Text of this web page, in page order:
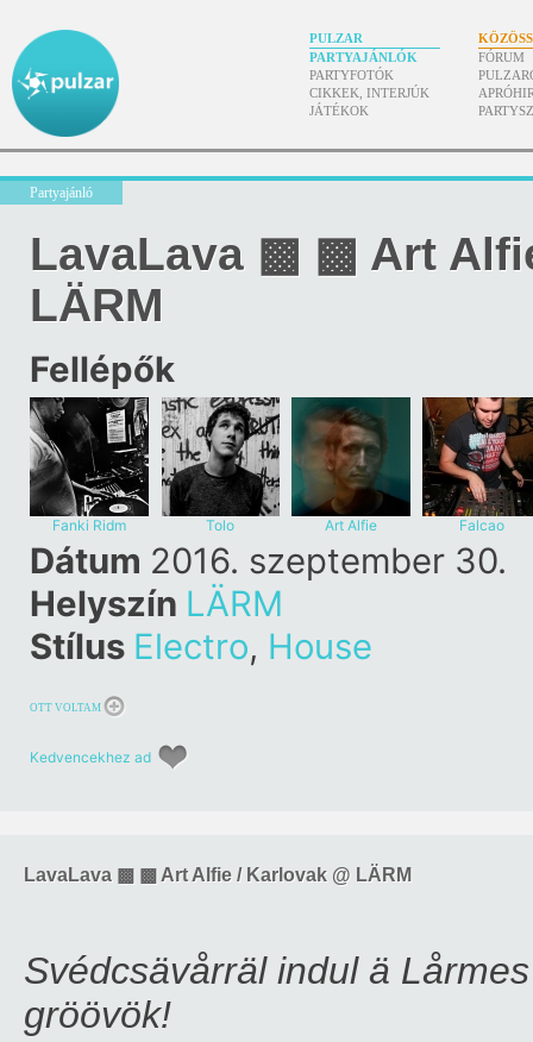
PULZAR
PARTYAJÁNLÓK
PARTYFOTÓK
CIKKEK, INTERJÚK
JÁTÉKOK
FÓRUM
Partyajánló
LavaLava ▩ ▩ Art
LÄRM
Fellépők
Fanki Ridm Tolo Art Alfie Falcao
Dátum 2016. szeptember 30.
Helyszín LÄRM
Stílus Electro, House
OTT VOLTAM
Kedvencekhez ad
LavaLava ▩ ▩ Art Alfie / Karlovak @ LÄRM
Svédcsävårräl indul ä
gröövök!